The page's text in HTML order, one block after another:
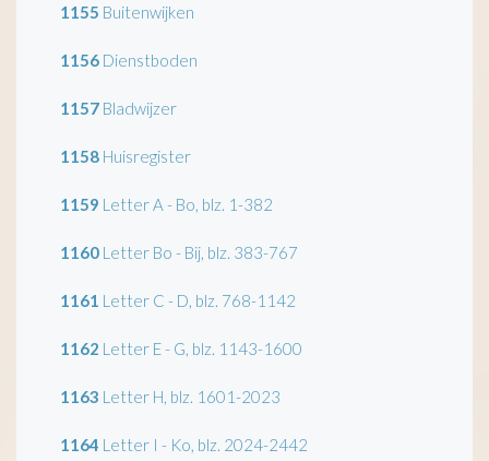
1155 Buitenwijken
1156 Dienstboden
1157 Bladwijzer
1158 Huisregister
1159 Letter A - Bo, blz. 1-382
1160 Letter Bo - Bij, blz. 383-767
1161 Letter C - D, blz. 768-1142
1162 Letter E - G, blz. 1143-1600
1163 Letter H, blz. 1601-2023
1164 Letter I - Ko, blz. 2024-2442